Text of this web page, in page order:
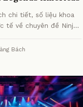
chi tiết, số liệu khoa
tế về chuyên đề Ninjas
gia.
Bách